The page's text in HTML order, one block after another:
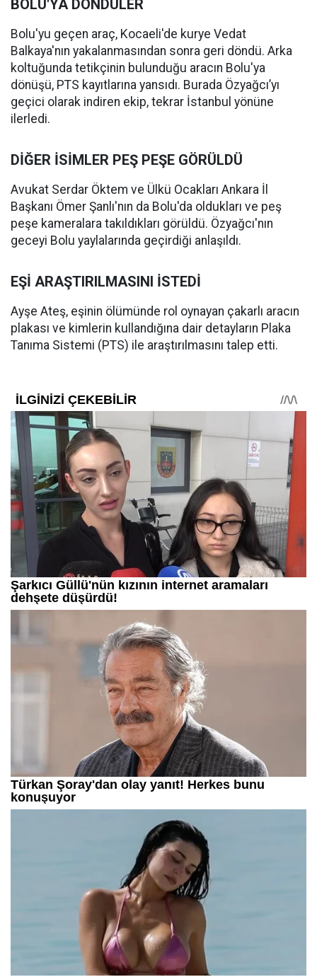
BOLU'YA DÖNDÜLER
Bolu'yu geçen araç, Kocaeli'de kurye Vedat
Balkaya'nın yakalanmasından sonra geri döndü. Arka
koltuğunda tetikçinin bulunduğu aracın Bolu'ya
dönüşü, PTS kayıtlarına yansıdı. Burada Özyağcı’yı
geçici olarak indiren ekip, tekrar İstanbul yönüne
ilerledi.
DİĞER İSİMLER PEŞ PEŞE GÖRÜLDÜ
Avukat Serdar Öktem ve Ülkü Ocakları Ankara İl
Başkanı Ömer Şanlı'nın da Bolu'da oldukları ve peş
peşe kameralara takıldıkları görüldü. Özyağcı'nın
geceyi Bolu yaylalarında geçirdiği anlaşıldı.
EŞİ ARAŞTIRILMASINI İSTEDİ
Ayşe Ateş, eşinin ölümünde rol oynayan çakarlı aracın
plakası ve kimlerin kullandığına dair detayların Plaka
Tanıma Sistemi (PTS) ile araştırılmasını talep etti.